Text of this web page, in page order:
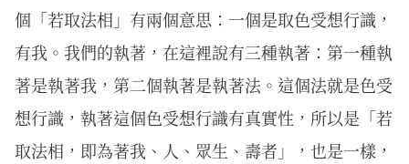
個「若取法相」有兩個意思：一個是取色受想行識，
有我。我們的執著，在這裡說有三種執著：第一種執
著是執著我，第二個執著是執著法。這個法就是色受
想行識，執著這個色受想行識有真實性，所以是「若
取法相，即為著我、人、眾生、壽者」，也是一樣，